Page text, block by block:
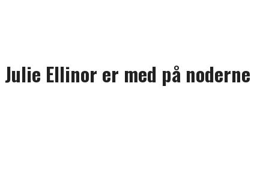
Julie Ellinor er med på noderne